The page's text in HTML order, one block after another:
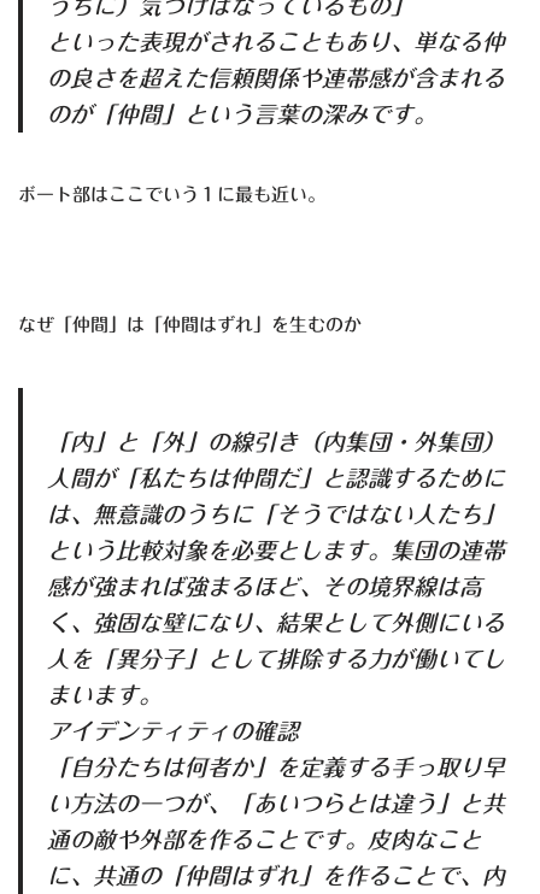
うちに）気づけばなっているもの」
といった表現がされることもあり、単なる仲
の良さを超えた信頼関係や連帯感が含まれる
のが「仲間」という言葉の深みです。
ボート部はここでいう１に最も近い。
なぜ「仲間」は「仲間はずれ」を生むのか
「内」と「外」の線引き（内集団・外集団）
人間が「私たちは仲間だ」と認識するために
は、無意識のうちに「そうではない人たち」
という比較対象を必要とします。集団の連帯
感が強まれば強まるほど、その境界線は高
く、強固な壁になり、結果として外側にいる
人を「異分子」として排除する力が働いてし
まいます。
アイデンティティの確認
「自分たちは何者か」を定義する手っ取り早
い方法の一つが、「あいつらとは違う」と共
通の敵や外部を作ることです。皮肉なこと
に、共通の「仲間はずれ」を作ることで、内